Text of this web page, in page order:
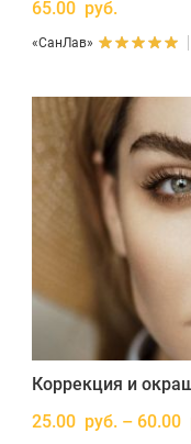
65.00 руб.
«СанЛав»
Коррекция и
25.00 руб. – 60.00